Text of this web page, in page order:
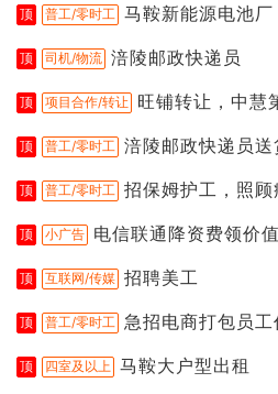
顶 普工/零时工 马鞍新能源电池厂
顶 司机/物流 涪陵邮政快递员
顶 项目合作/转让 旺铺转让，中慧
顶 普工/零时工 涪陵邮政快递员
顶 普工/零时工 招保姆护工，照顾
顶 小广告 电信联通降资费领价
顶 互联网/传媒 招聘美工
顶 普工/零时工 急招电商打包员工
顶 四室及以上 马鞍大户型出租